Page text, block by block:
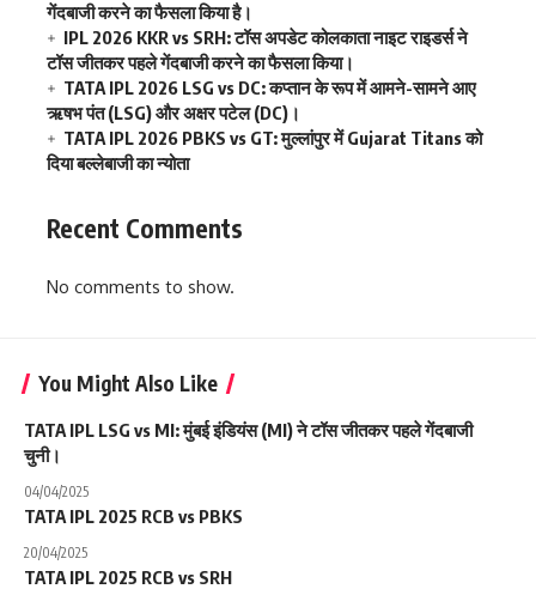
गेंदबाजी करने का फैसला किया है।
IPL 2026 KKR vs SRH: टॉस अपडेट कोलकाता नाइट राइडर्स ने
टॉस जीतकर पहले गेंदबाजी करने का फैसला किया।
TATA IPL 2026 LSG vs DC: कप्तान के रूप में आमने-सामने आए
ऋषभ पंत (LSG) और अक्षर पटेल (DC)।
TATA IPL 2026 PBKS vs GT: मुल्लांपुर में Gujarat Titans को
दिया बल्लेबाजी का न्योता
Recent Comments
No comments to show.
You Might Also Like
TATA IPL LSG vs MI: मुंबई इंडियंस (MI) ने टॉस जीतकर पहले गेंदबाजी
चुनी।
04/04/2025
TATA IPL 2025 RCB vs PBKS
20/04/2025
TATA IPL 2025 RCB vs SRH